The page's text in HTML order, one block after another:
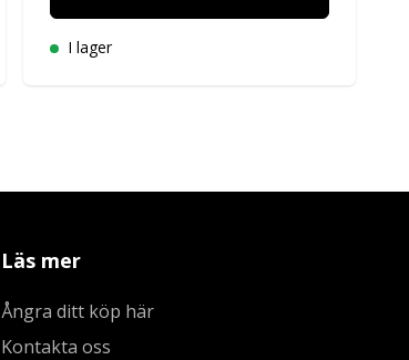
I lager
Läs mer
Ångra ditt köp här
Kontakta oss